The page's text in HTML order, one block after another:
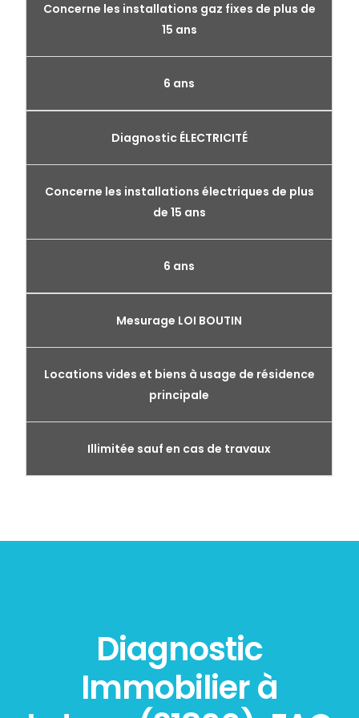
Concerne les installations gaz fixes de plus de
15 ans
6 ans
Diagnostic ÉLECTRICITÉ
Concerne les installations électriques de plus
de 15 ans
6 ans
Mesurage LOI BOUTIN
Locations vides et biens à usage de résidence
principale
Illimitée sauf en cas de travaux
Diagnostic
Immobilier à